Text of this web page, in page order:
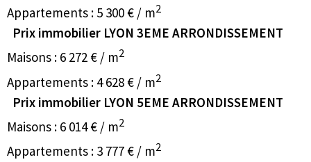
Appartements : 5 300 € / m2
Prix immobilier LYON 3EME ARRONDISSEMENT
Maisons : 6 272 € / m2
Appartements : 4 628 € / m2
Prix immobilier LYON 5EME ARRONDISSEMENT
Maisons : 6 014 € / m2
Appartements : 3 777 € / m2